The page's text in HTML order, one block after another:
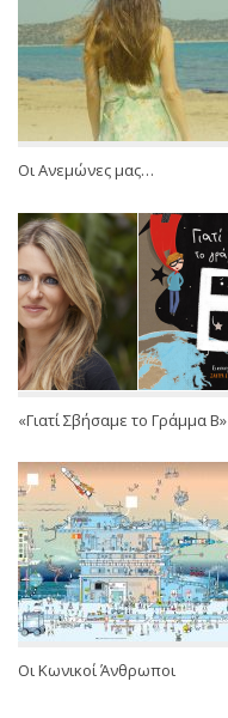
Οι Ανεμώνες μας…
«Γιατί Σβήσαμε το Γράμμα Β»
Oι Κωνικοί Άνθρωποι